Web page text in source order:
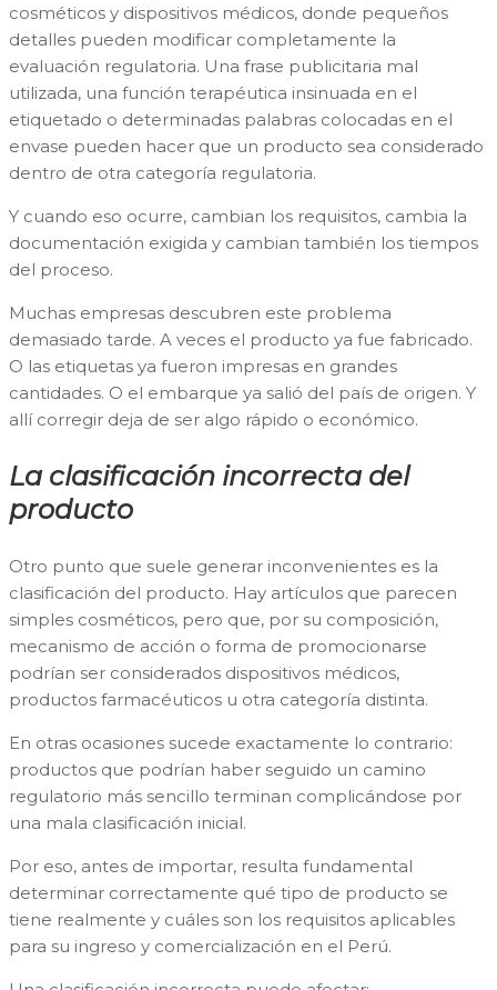
cosméticos y dispositivos médicos, donde pequeños
detalles pueden modificar completamente la
evaluación regulatoria. Una frase publicitaria mal
utilizada, una función terapéutica insinuada en el
etiquetado o determinadas palabras colocadas en el
envase pueden hacer que un producto sea considerado
dentro de otra categoría regulatoria.
Y cuando eso ocurre, cambian los requisitos, cambia la
documentación exigida y cambian también los tiempos
del proceso.
Muchas empresas descubren este problema
demasiado tarde. A veces el producto ya fue fabricado.
O las etiquetas ya fueron impresas en grandes
cantidades. O el embarque ya salió del país de origen. Y
allí corregir deja de ser algo rápido o económico.
La clasificación incorrecta del
producto
Otro punto que suele generar inconvenientes es la
clasificación del producto. Hay artículos que parecen
simples cosméticos, pero que, por su composición,
mecanismo de acción o forma de promocionarse
podrían ser considerados dispositivos médicos,
productos farmacéuticos u otra categoría distinta.
En otras ocasiones sucede exactamente lo contrario:
productos que podrían haber seguido un camino
regulatorio más sencillo terminan complicándose por
una mala clasificación inicial.
Por eso, antes de importar, resulta fundamental
determinar correctamente qué tipo de producto se
tiene realmente y cuáles son los requisitos aplicables
para su ingreso y comercialización en el Perú.